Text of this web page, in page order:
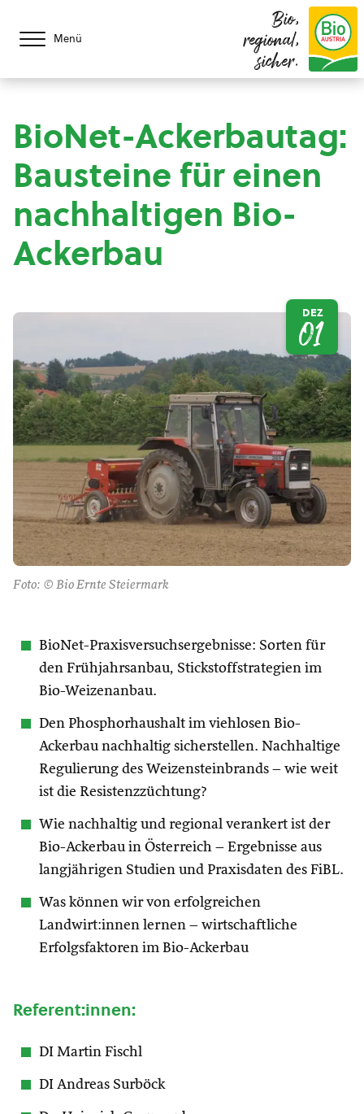
Menü
Bio,
regional,
sicher.
BioNet-Ackerbautag:
Bausteine für einen
nachhaltigen Bio-
Ackerbau
Foto: © Bio Ernte Steiermark
DEZ
01
BioNet-Praxisversuchsergebnisse: Sorten für
den Frühjahrsanbau, Stickstoffstrategien im
Bio-Weizenanbau.
Den Phosphorhaushalt im viehlosen Bio-
Ackerbau nachhaltig sicherstellen. Nachhaltige
Regulierung des Weizensteinbrands – wie weit
ist die Resistenzzüchtung?
Wie nachhaltig und regional verankert ist der
Bio-Ackerbau in Österreich – Ergebnisse aus
langjährigen Studien und Praxisdaten des FiBL.
Was können wir von erfolgreichen
Landwirt:innen lernen – wirtschaftliche
Erfolgsfaktoren im Bio-Ackerbau
Referent:innen:
DI Martin Fischl
DI Andreas Surböck